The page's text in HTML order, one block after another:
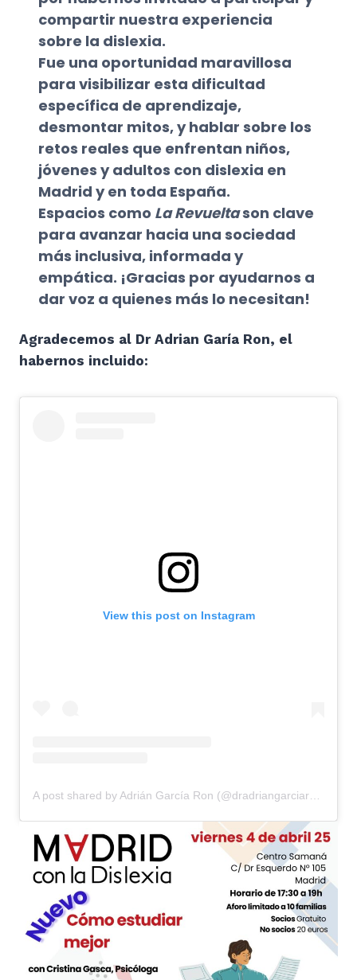
compartir nuestra experiencia
sobre la dislexia.
Fue una oportunidad maravillosa
para visibilizar esta dificultad
específica de aprendizaje,
desmontar mitos, y hablar sobre los
retos reales que enfrentan niños,
jóvenes y adultos con dislexia en
Madrid y en toda España.
Espacios como La Revueltason clave
para avanzar hacia una sociedad
más inclusiva, informada y
empática. ¡Gracias por ayudarnos a
dar voz a quienes más lo necesitan!
Agradecemos al Dr Adrian Garía Ron, el
habernos incluido:
View this post on Instagram